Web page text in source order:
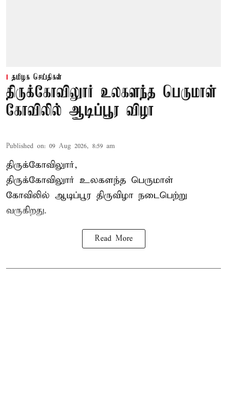
தமிழக செய்திகள்
திருக்கோவிலுார் உலகளந்த பெருமாள்
கோவிலில் ஆடிப்பூர விழா
Published on: 09 Aug 2026, 8:59 am
திருக்கோவிலுார்,
திருக்கோவிலுார் உலகளந்த பெருமாள்
கோவிலில் ஆடிப்பூர திருவிழா நடைபெற்று
வருகிறது.
Read More